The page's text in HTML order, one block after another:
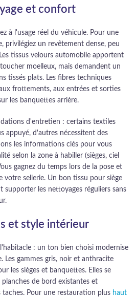
et confort
à l'usage réel du véhicule. Pour une
privilégiez un revêtement dense, peu
tissus velours automobile apportent
moelleux, mais demandent un
tissés plats. Les fibres techniques
frottements, aux entrées et sorties
les banquettes arrière.
d'entretien : certains textiles
appuyé, d'autres nécessitent des
les informations clés pour vous
selon la zone à habiller (sièges, ciel
gagnez du temps lors de la pose et
votre sellerie. Un bon tissu pour siège
les nettoyages réguliers sans
et style intérieur
: un ton bien choisi modernise
Les gammes gris, noir et anthracite
les sièges et banquettes. Elles se
de bord existantes et
Pour une restauration plus haut